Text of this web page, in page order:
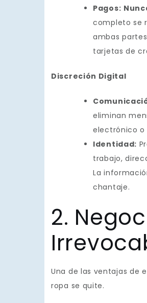
Pagos:
completo se
ambas
tarjetas de
Discreción Digital
eliminan
electrónico o
Identidad:
trabajo,
La
chantaje.
2.
Una de las ventajas de
ropa se quite.